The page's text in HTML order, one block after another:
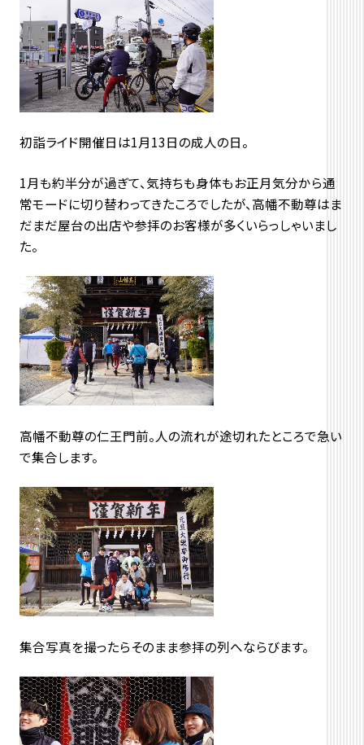
初詣ライド開催日は1月13日の成人の日。
1月も約半分が過ぎて、気持ちも身体もお正月気分から通
常モードに切り替わってきたころでしたが、高幡不動尊はま
だまだ屋台の出店や参拝のお客様が多くいらっしゃいまし
た。
高幡不動尊の仁王門前。人の流れが途切れたところで急い
で集合します。
集合写真を撮ったらそのまま参拝の列へならびます。